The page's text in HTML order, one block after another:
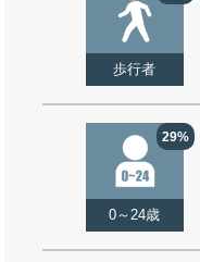
歩行者
29%
0～24歳